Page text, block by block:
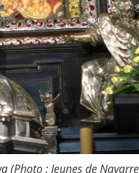
(Photo : Jeunes de